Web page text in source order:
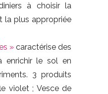
à choisir la
la plus appropriée
» caractérise des
enrichir le sol en
3 produits
violet ; Vesce de